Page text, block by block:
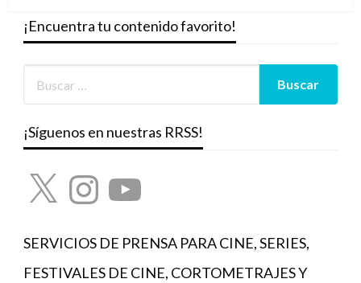
¡Encuentra tu contenido favorito!
¡Síguenos en nuestras RRSS!
X InstagramYouTube
SERVICIOS DE PRENSA PARA CINE, SERIES,
FESTIVALES DE CINE, CORTOMETRAJES Y